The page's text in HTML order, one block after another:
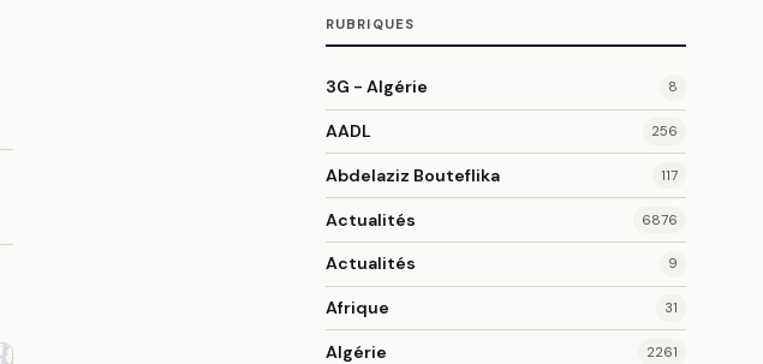
RUBRIQUES
3G - Algérie 8
AADL 256
Abdelaziz Bouteflika 117
Actualités 6876
Actualités 9
Afrique 31
Algérie 2261